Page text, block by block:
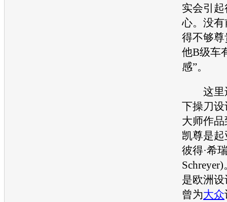
实会引
心。没
得不够
他B级车
感”。
这里
下操刀
大师作
凯尊是起
彼得·希
是欧洲
曾为大众